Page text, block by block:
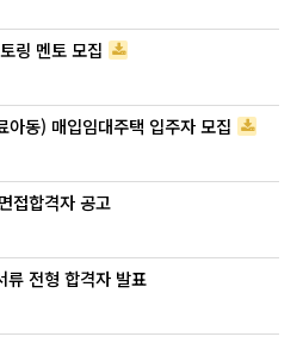
링 멘토 모집
동) 매입임대주택 입주자 모집
접합격자 공고
류 전형 합격자 발표